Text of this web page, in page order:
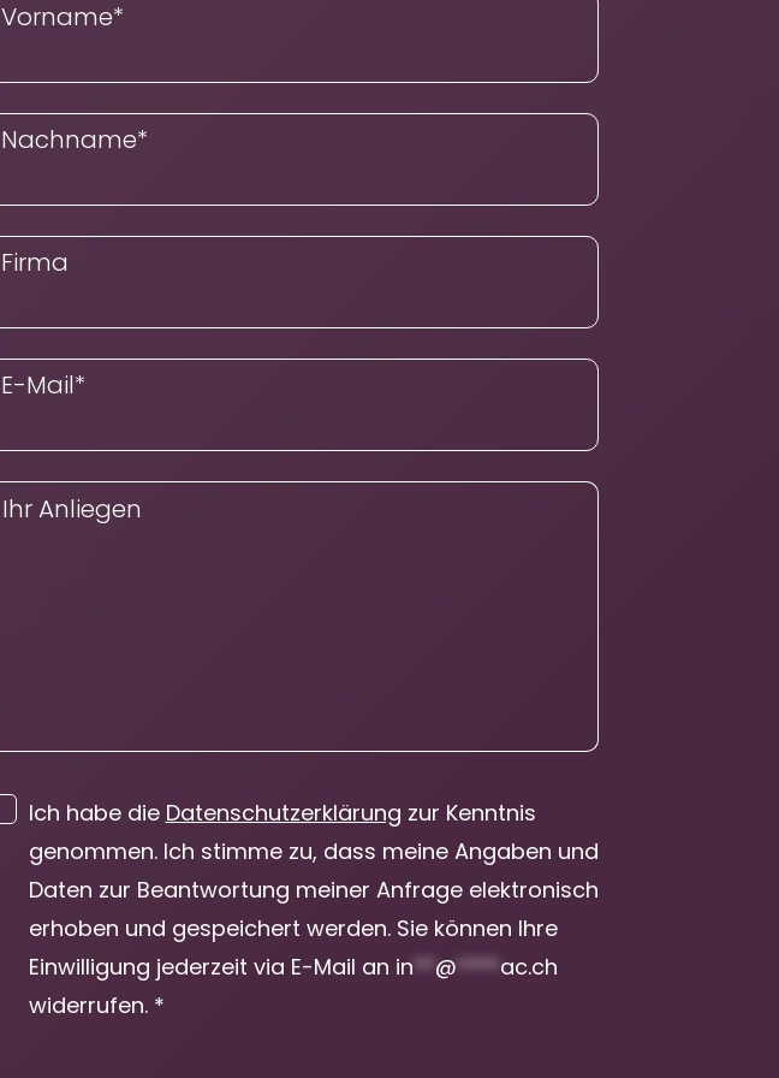
Vorname*
Nachname*
Firma
E-Mail*
Ihr Anliegen
Ich habe die Datenschutzerklärung zur Kenntnis
genommen. Ich stimme zu, dass meine Angaben und
Daten zur Beantwortung meiner Anfrage elektronisch
erhoben und gespeichert werden. Sie können Ihre
Einwilligung jederzeit via E-Mail an in**@****ac.ch
widerrufen. *